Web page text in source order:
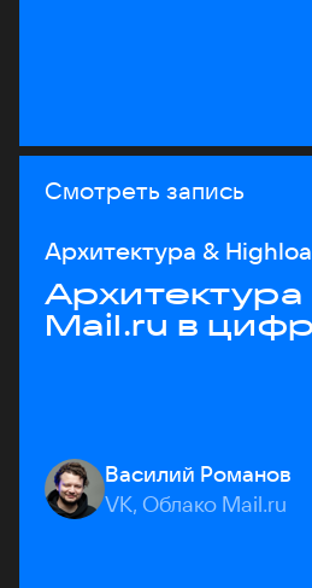
Смотреть запись
Архитектура &
Mail.ru в
Василий Романов
VK, Облако Mail.ru